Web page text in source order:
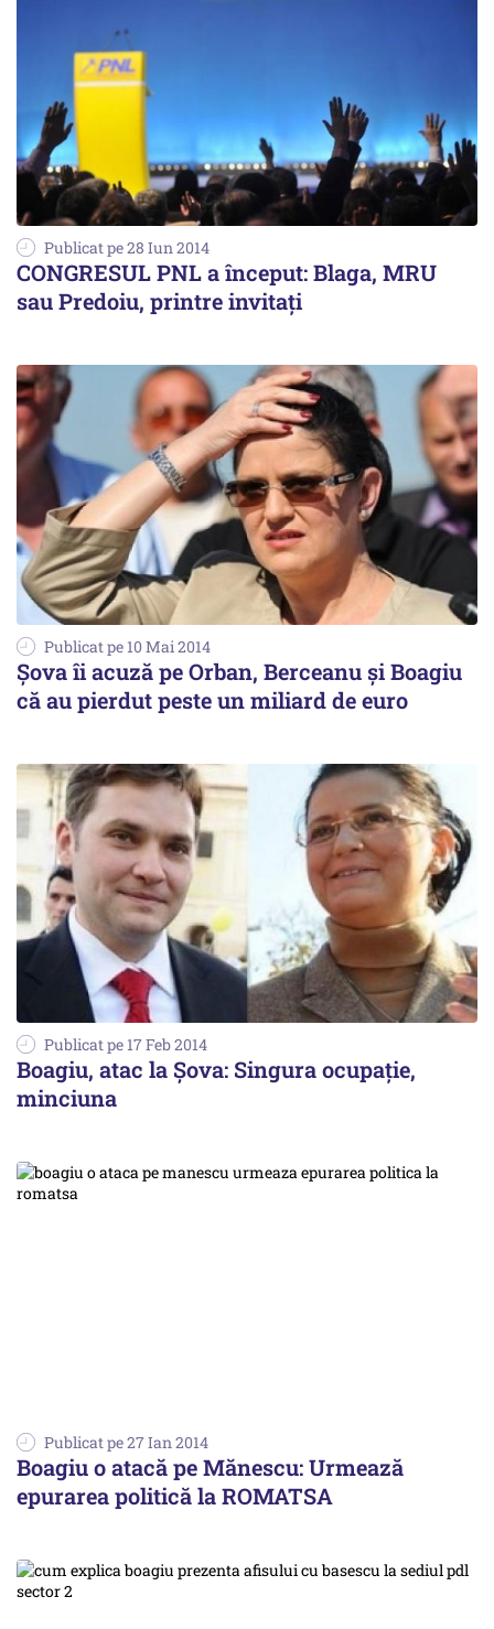
Publicat pe 28 Iun 2014
CONGRESUL PNL a început: Blaga, MRU
sau Predoiu, printre invitați
Publicat pe 10 Mai 2014
Șova îi acuză pe Orban, Berceanu și Boagiu
că au pierdut peste un miliard de euro
Publicat pe 17 Feb 2014
Boagiu, atac la Șova: Singura ocupație,
minciuna
Publicat pe 27 Ian 2014
Boagiu o atacă pe Mănescu: Urmează
epurarea politică la ROMATSA